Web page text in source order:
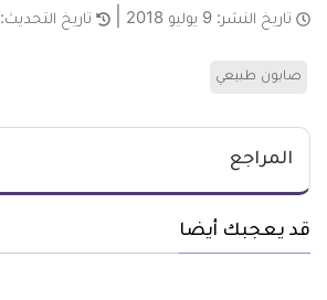
تاريخ النشر: 9 يوليو 2018 تاريخ التحديث:
صابون طبيعي
المراجع
قد يعجبك أيضا